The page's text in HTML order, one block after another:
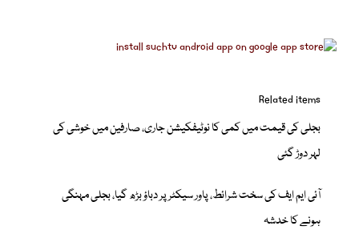
Related items
بجلی کی قیمت میں کمی کا نوٹیفکیشن جاری، صارفین میں خوشی کی
لہر دوڑ گئی
آئی ایم ایف کی سخت شرائط، پاور سیکٹر پر دباؤ بڑھ گیا، بجلی مہنگی
ہونے کا خدشہ